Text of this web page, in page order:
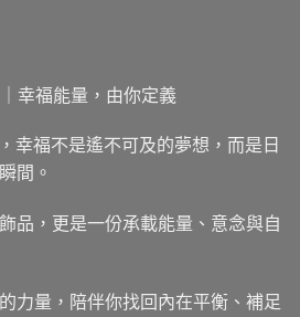
幸福能量，由你定義
幸福不是遙不可及的夢想，而是日
間。
品，更是一份承載能量、意念與自
力量，陪伴你找回內在平衡、補足